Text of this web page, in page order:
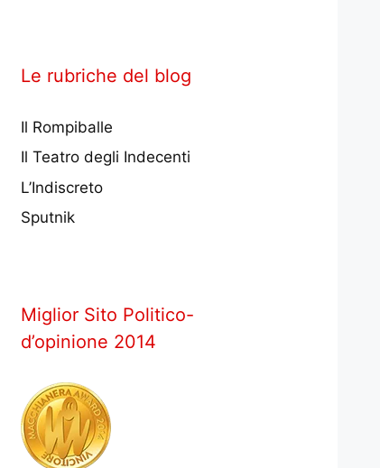
Le rubriche del blog
Il Rompiballe
Il Teatro degli Indecenti
L’Indiscreto
Sputnik
Miglior Sito Politico-
d’opinione 2014